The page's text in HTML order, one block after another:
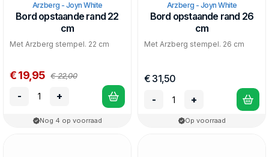
Arzberg - Joyn White
Bord opstaande rand 22
cm
Met Arzberg stempel. 22 cm
€ 19,95 € 22,00
- +
Nog 4 op voorraad
Arzberg - Joyn White
Bord opstaande rand 26
cm
Met Arzberg stempel. 26 cm
€ 31,50
-
+
Op voorraad